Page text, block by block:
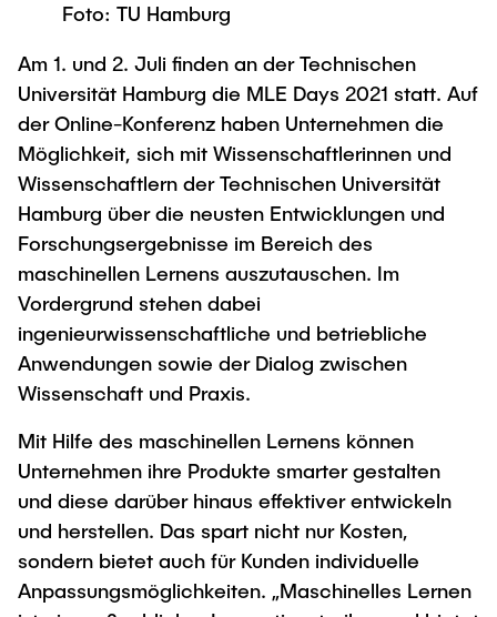
Newsroom
Press Release
Flyers and brochures
University magazine spektrum
Events
Merchandise-Shop
Working at TU Hamburg
Job opportunities
Faculty recruiting
Information for new employees
Internal Information
Advice and contact
New@tuhh
Around student life
study organization
AI in Education
After Graduation
Alumni
Career Center
Graduate Academy
Doctoral Degrees
Continuing Education
UNU HUB "Engineering to Face Climate
Change"
Research Funding
Early Career Research Support
Good Scientific Practice
Future Lectures
Team
Research & Transfer News
Interdisciplinary Workshop of the FSP
Process Engineering
Research and Institutes
Technology and Innovation in Education
News
Study programs
Research and Institutes
Management Sciences and Technology
Study Programs
Research and Institutes
Mechanical Engineering
Study programs
Research and institutes
Joint School of Multidisciplinary Studies
Intercultural Hub
International Scholars & Guests
Partnerships and Strategy
Study Exchange Partnerships
How to establish partnerships
Strategy
ECIU University
Contacts & International Team
Foto: TU Hamburg
Am 1. und 2. Juli finden an der Technischen
Universität Hamburg die MLE Days 2021 statt. Auf
der Online-Konferenz haben Unternehmen die
Möglichkeit, sich mit Wissenschaftlerinnen und
Wissenschaftlern der Technischen Universität
Hamburg über die neusten Entwicklungen und
Forschungsergebnisse im Bereich des
maschinellen Lernens auszutauschen. Im
Vordergrund stehen dabei
ingenieurwissenschaftliche und betriebliche
Anwendungen sowie der Dialog zwischen
Wissenschaft und Praxis.
Mit Hilfe des maschinellen Lernens können
Unternehmen ihre Produkte smarter gestalten
und diese darüber hinaus effektiver entwickeln
und herstellen. Das spart nicht nur Kosten,
sondern bietet auch für Kunden individuelle
Anpassungsmöglichkeiten. „Maschinelles Lernen